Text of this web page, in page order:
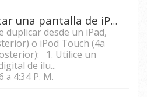
¿Cómo duplicar una pantalla de iPad o iPhone con un proyector?
duplicar desde un iPad,
o iPod Touch (4a
1. Utilice un
de ilu...
a 4:34 P. M.